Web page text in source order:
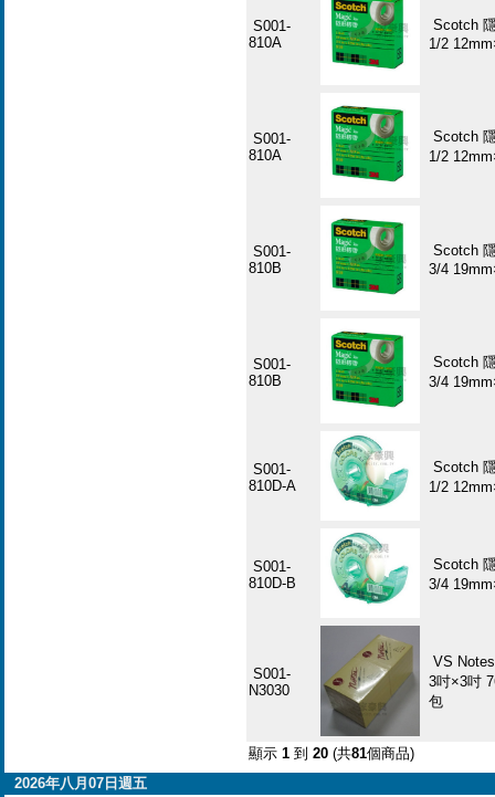
S001-
810A
Scotch
1/2
S001-
810A
Scotch
1/2
S001-
810B
Scotch
3/4
S001-
810B
Scotch
3/4
S001-
810D-A
Scotch
1/2
S001-
810D-B
Scotch
3/4
S001-
N3030
VS
3吋×3吋
包
顯示 1 到 20 (共81個商品)
2026年八月07日週五